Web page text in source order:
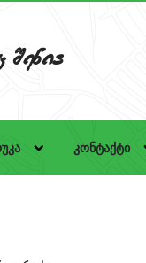
Senia
კონტაქტი